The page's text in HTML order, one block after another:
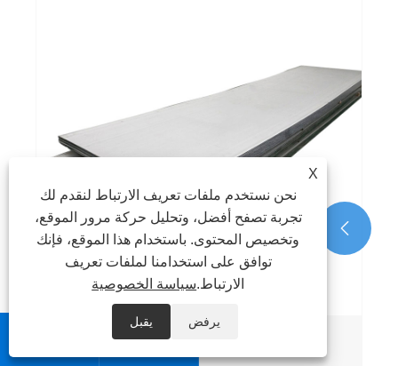



X
نحن نستخدم ملفات تعريف الارتباط لنقدم لك
تجربة تصفح أفضل، وتحليل حركة مرور الموقع،
وتخصيص المحتوى. باستخدام هذا الموقع، فإنك
توافق على استخدامنا لملفات تعريف
الارتباط.سياسة الخصوصية
يرفض يقبل